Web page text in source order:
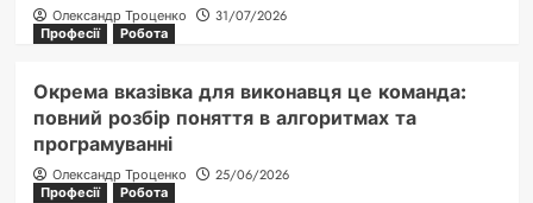
Олександр Троценко
31/07/2026
Професії
Робота
Окрема вказівка для виконавця це команда:
повний розбір поняття в алгоритмах та
програмуванні
Олександр Троценко
25/06/2026
Професії
Робота